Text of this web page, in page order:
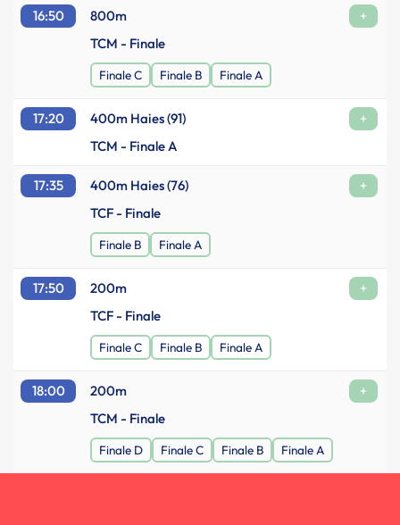
16:50 800m
+
TCM - Finale
Finale C Finale B Finale A
17:20 400m Haies (91)
+
TCM - Finale A
17:35 400m Haies (76)
+
TCF - Finale
Finale B Finale A
17:50 200m
+
TCF - Finale
Finale C Finale B Finale A
18:00 200m
+
TCM - Finale
Finale D Finale C Finale B Finale A